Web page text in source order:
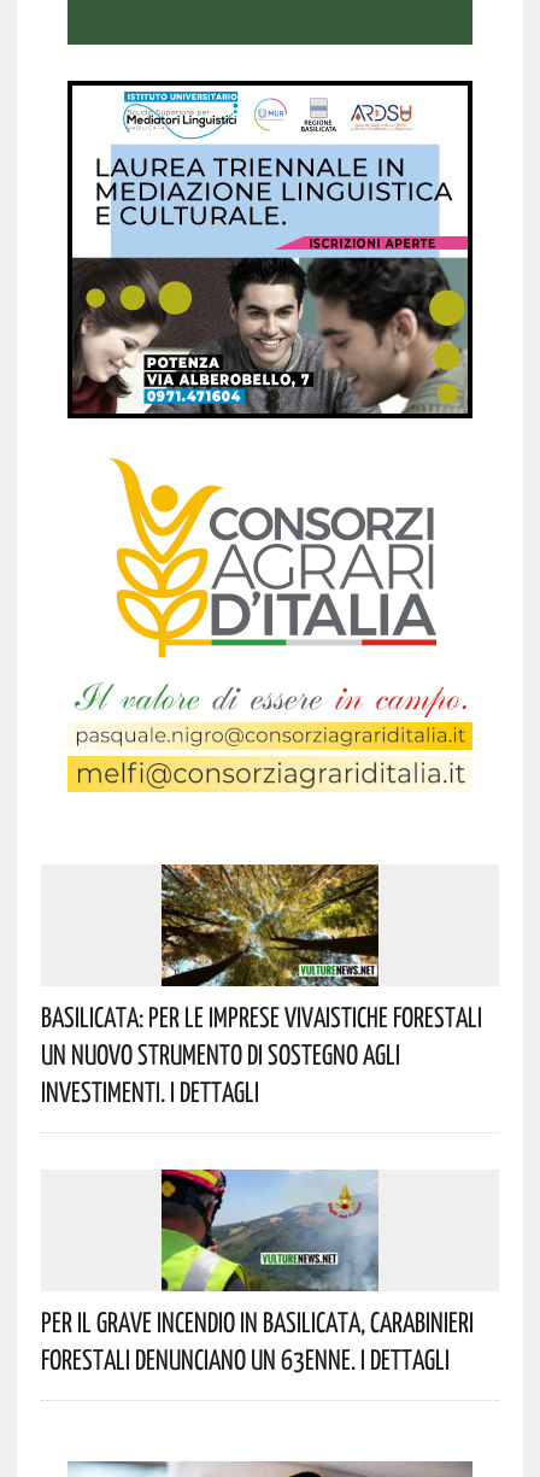
Basilicata: Per Le Imprese Vivaistiche Forestali
Un Nuovo Strumento Di Sostegno Agli
Investimenti. I Dettagli
Per Il Grave Incendio In Basilicata, Carabinieri
Forestali Denunciano Un 63enne. I Dettagli